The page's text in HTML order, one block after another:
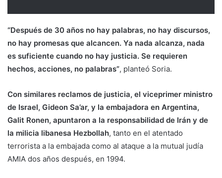
“Después de 30 años no hay palabras, no hay discursos,
no hay promesas que alcancen. Ya nada alcanza, nada
es suficiente cuando no hay justicia. Se requieren
hechos, acciones, no palabras”, planteó Soria.
Con similares reclamos de justicia, el viceprimer ministro
de Israel, Gideon Sa’ar, y la embajadora en Argentina,
Galit Ronen, apuntaron a la responsabilidad de Irán y de
la milicia libanesa Hezbollah, tanto en el atentado
terrorista a la embajada como al ataque a la mutual judía
AMIA dos años después, en 1994.